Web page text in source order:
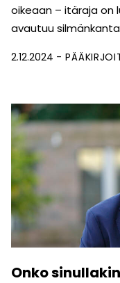
oikeaan – itäraja on
avautuu
2.12.2024
Onko